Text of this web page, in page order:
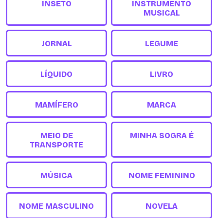
INSETO
INSTRUMENTO
MUSICAL
JORNAL LEGUME
LÍQUIDO LIVRO
MAMÍFERO MARCA
MEIO DE
TRANSPORTE
MINHA SOGRA É
MÚSICA NOME FEMININO
NOME MASCULINO NOVELA